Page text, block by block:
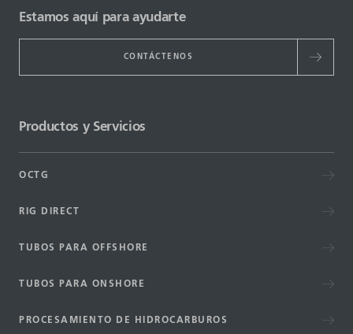
Estamos aquí para ayudarte
CONTÁCTENOS
Productos y Servicios
OCTG
RIG DIRECT
TUBOS PARA OFFSHORE
TUBOS PARA ONSHORE
PROCESAMIENTO DE HIDROCARBUROS